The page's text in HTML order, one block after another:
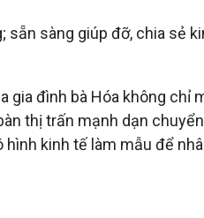
sàng giúp đỡ, chia sẻ
đình bà Hóa không chỉ
thị trấn mạnh dạn
kinh tế làm mẫu để